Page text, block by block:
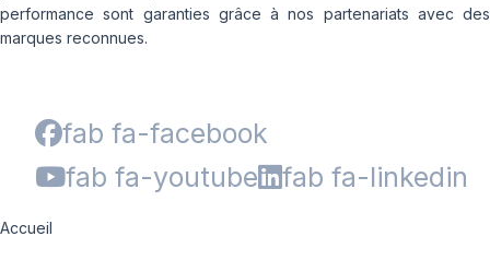
performance sont garanties grâce à nos partenariats avec des
marques reconnues.
fab fa-facebook
fab fa-youtube
fab fa-linkedin
Accueil